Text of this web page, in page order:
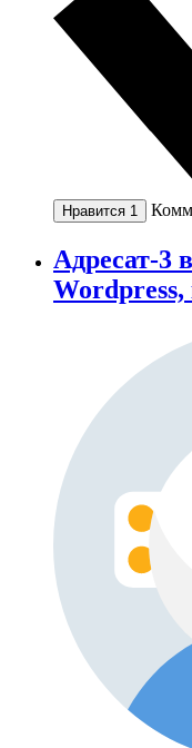
Нравится 1
Адресат-3
Wordpress,